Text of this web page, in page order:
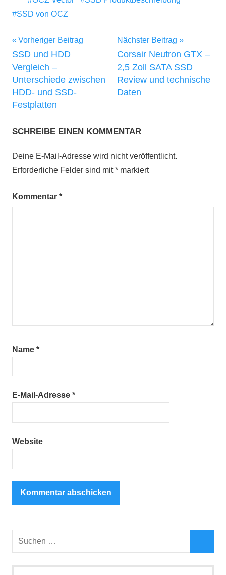
SSD von OCZ
Beitragsnavigation
Vorheriger Beitrag
SSD und HDD
Vergleich –
Unterschiede zwischen
HDD- und SSD-
Festplatten
Nächster Beitrag
Corsair Neutron GTX –
2,5 Zoll SATA SSD
Review und technische
Daten
SCHREIBE EINEN KOMMENTAR
Deine E-Mail-Adresse wird nicht veröffentlicht.
Erforderliche Felder sind mit* markiert
Kommentar *
Name *
E-Mail-Adresse *
Website
Suchen